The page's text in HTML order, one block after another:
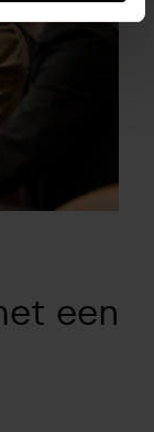
een